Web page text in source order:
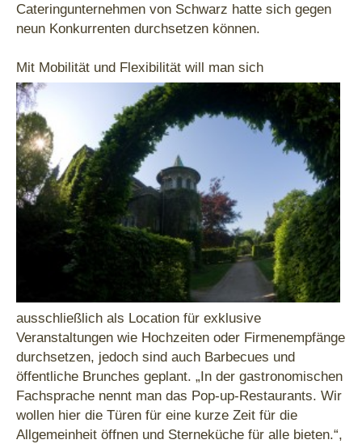
Cateringunternehmen von Schwarz hatte sich gegen
neun Konkurrenten durchsetzen können.
Mit Mobilität und Flexibilität will man sich
ausschließlich als Location für exklusive
Veranstaltungen wie Hochzeiten oder Firmenempfänge
durchsetzen, jedoch sind auch Barbecues und
öffentliche Brunches geplant. „In der gastronomischen
Fachsprache nennt man das Pop-up-Restaurants. Wir
wollen hier die Türen für eine kurze Zeit für die
Allgemeinheit öffnen und Sterneküche für alle bieten.“,